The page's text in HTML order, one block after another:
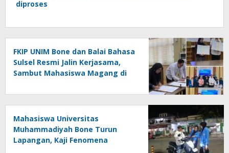
diproses
FKIP UNIM Bone dan Balai Bahasa
Sulsel Resmi Jalin Kerjasama,
Sambut Mahasiswa Magang di
Mahasiswa Universitas
Muhammadiyah Bone Turun
Lapangan, Kaji Fenomena